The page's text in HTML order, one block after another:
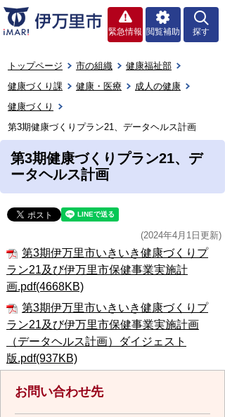
緊急情報 閲覧補助 探す
トップページ 市の組織
健康福祉部
健康づくり課
健康・医療
成人の健康
健康づくり
第3期健康づくりプラン21、データヘルス計画
第3期健康づくりプラン21、デ
ータヘルス計画
(2024年4月1日更新)
第3期伊万里市いきいき健康づくりプ
ラン21及び伊万里市保健事業実施計
画.pdf(4668KB)
第3期伊万里市いきいき健康づくりプ
ラン21及び伊万里市保健事業実施計画
（データヘルス計画）ダイジェスト
版.pdf(937KB)
お問い合わせ先